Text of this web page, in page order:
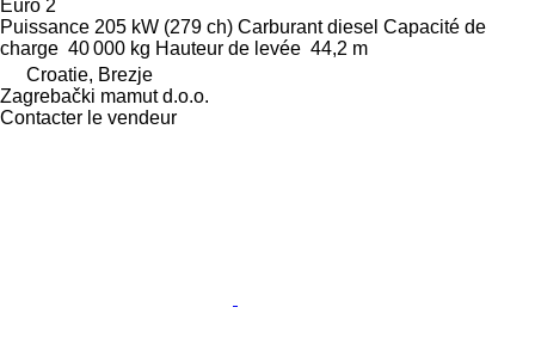
Euro 2
Puissance 205 kW (279 ch) Carburant diesel Capacité de
charge 40 000 kg Hauteur de levée 44,2 m
Croatie, Brezje
Zagrebački mamut d.o.o.
Contacter le vendeur